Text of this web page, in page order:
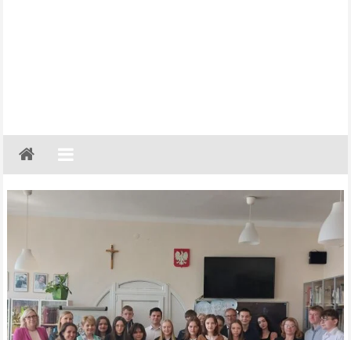
Gazeta
Regionalna
Częstochowa,
Kłobuck,
Myszków